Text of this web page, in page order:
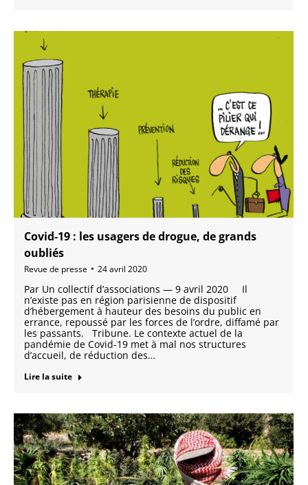
Covid-19 : les usagers de drogue, de grands
oubliés
Revue de presse 24 avril 2020
Par Un collectif d’associations — 9 avril 2020 Il
n’existe pas en région parisienne de dispositif
d’hébergement à hauteur des besoins du public en
errance, repoussé par les forces de l’ordre, diffamé par
les passants. Tribune. Le contexte actuel de la
pandémie de Covid-19 met à mal nos structures
d’accueil, de réduction des…
Lire la suite